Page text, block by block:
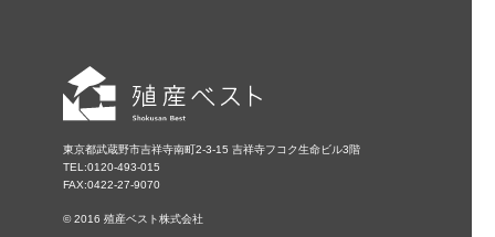
東京都武蔵野市吉祥寺南町2-3-15 吉祥寺フコク生命ビル3階
TEL:0120-493-015
FAX:0422-27-9070
© 2016 殖産ベスト株式会社